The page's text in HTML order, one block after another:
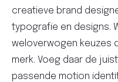
creatieve brand
typografie en designs.
weloverwogen keuzes
merk. Voeg daar de
passende motion